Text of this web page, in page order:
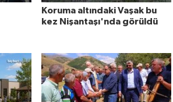
Koruma altındaki Vaşak bu
kez Nişantaşı'nda görüldü